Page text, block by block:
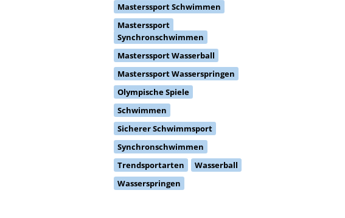
Masterssport Schwimmen
Masterssport
Synchronschwimmen
Masterssport Wasserball
Masterssport Wasserspringen
Olympische Spiele
Schwimmen
Sicherer Schwimmsport
Synchronschwimmen
Trendsportarten
Wasserball
Wasserspringen